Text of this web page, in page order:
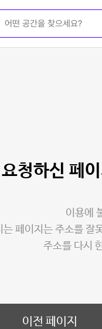
요청하신 페
이용에
는 페이지는 주소를 잘
주소를 다시
이전 페이지